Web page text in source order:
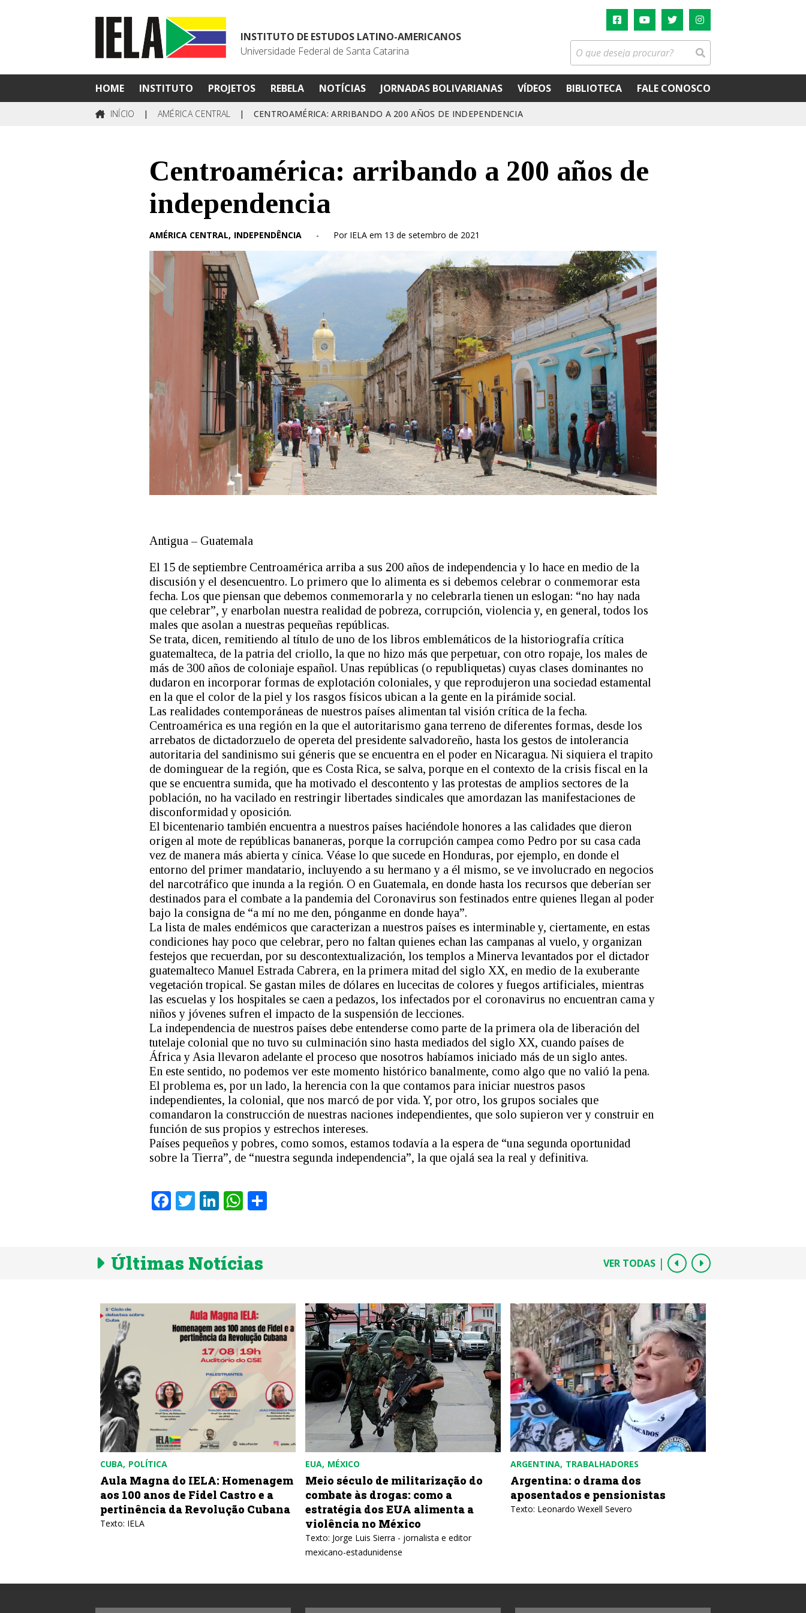
INSTITUTO DE ESTUDOS LATINO-AMERICANOS
Universidade Federal de Santa Catarina
HOME INSTITUTO PROJETOS REBELA NOTÍCIAS JORNADAS BOLIVARIANAS VÍDEOS BIBLIOTECA FALE CONOSCO
INÍCIO | AMÉRICA CENTRAL | CENTROAMÉRICA: ARRIBANDO A 200 AÑOS DE INDEPENDENCIA
Centroamérica: arribando a 200 años de
independencia
AMÉRICA CENTRAL INDEPENDÊNCIA - Por IELA em 13 de setembro de 2021
Antigua – Guatemala
El 15 de septiembre Centroamérica arriba a sus 200 años de independencia y lo hace en medio de la
discusión y el desencuentro. Lo primero que lo alimenta es si debemos celebrar o conmemorar esta
fecha. Los que piensan que debemos conmemorarla y no celebrarla tienen un eslogan: “no hay nada
que celebrar”, y enarbolan nuestra realidad de pobreza, corrupción, violencia y, en general, todos los
males que asolan a nuestras pequeñas repúblicas.
Se trata, dicen, remitiendo al título de uno de los libros emblemáticos de la historiografía crítica
guatemalteca, de la patria del criollo, la que no hizo más que perpetuar, con otro ropaje, los males de
más de 300 años de coloniaje español. Unas repúblicas (o republiquetas) cuyas clases dominantes no
dudaron en incorporar formas de explotación coloniales, y que reprodujeron una sociedad estamental
en la que el color de la piel y los rasgos físicos ubican a la gente en la pirámide social.
Las realidades contemporáneas de nuestros países alimentan tal visión crítica de la fecha.
Centroamérica es una región en la que el autoritarismo gana terreno de diferentes formas, desde los
arrebatos de dictadorzuelo de opereta del presidente salvadoreño, hasta los gestos de intolerancia
autoritaria del sandinismo sui géneris que se encuentra en el poder en Nicaragua. Ni siquiera el trapito
de dominguear de la región, que es Costa Rica, se salva, porque en el contexto de la crisis fiscal en la
que se encuentra sumida, que ha motivado el descontento y las protestas de amplios sectores de la
población, no ha vacilado en restringir libertades sindicales que amordazan las manifestaciones de
disconformidad y oposición.
El bicentenario también encuentra a nuestros países haciéndole honores a las calidades que dieron
origen al mote de repúblicas bananeras, porque la corrupción campea como Pedro por su casa cada
vez de manera más abierta y cínica. Véase lo que sucede en Honduras, por ejemplo, en donde el
entorno del primer mandatario, incluyendo a su hermano y a él mismo, se ve involucrado en negocios
del narcotráfico que inunda a la región. O en Guatemala, en donde hasta los recursos que deberían ser
destinados para el combate a la pandemia del Coronavirus son festinados entre quienes llegan al poder
bajo la consigna de “a mí no me den, pónganme en donde haya”.
La lista de males endémicos que caracterizan a nuestros países es interminable y, ciertamente, en estas
condiciones hay poco que celebrar, pero no faltan quienes echan las campanas al vuelo, y organizan
festejos que recuerdan, por su descontextualización, los templos a Minerva levantados por el dictador
guatemalteco Manuel Estrada Cabrera, en la primera mitad del siglo XX, en medio de la exuberante
vegetación tropical. Se gastan miles de dólares en lucecitas de colores y fuegos artificiales, mientras
las escuelas y los hospitales se caen a pedazos, los infectados por el coronavirus no encuentran cama y
niños y jóvenes sufren el impacto de la suspensión de lecciones.
La independencia de nuestros países debe entenderse como parte de la primera ola de liberación del
tutelaje colonial que no tuvo su culminación sino hasta mediados del siglo XX, cuando países de
África y Asia llevaron adelante el proceso que nosotros habíamos iniciado más de un siglo antes.
En este sentido, no podemos ver este momento histórico banalmente, como algo que no valió la pena.
El problema es, por un lado, la herencia con la que contamos para iniciar nuestros pasos
independientes, la colonial, que nos marcó de por vida. Y, por otro, los grupos sociales que
comandaron la construcción de nuestras naciones independientes, que solo supieron ver y construir en
función de sus propios y estrechos intereses.
Países pequeños y pobres, como somos, estamos todavía a la espera de “una segunda oportunidad
sobre la Tierra”, de “nuestra segunda independencia”, la que ojalá sea la real y definitiva.
Facebook
Twitter
LinkedInWhatsApp
Últimas Notícias VER TODAS |
CUBA POLÍTICA
Aula Magna do IELA: Homenagem
aos 100 anos de Fidel Castro e a
pertinência da Revolução Cubana
Texto: IELA
EUA MÉXICO
Meio século de militarização do
combate às drogas: como a
estratégia dos EUA alimenta a
violência no México
Texto: Jorge Luis Sierra - jornalista e editor
mexicano-estadunidense
ARGENTINA TRABALHADORES
Argentina: o drama dos
aposentados e pensionistas
Texto: Leonardo Wexell Severo